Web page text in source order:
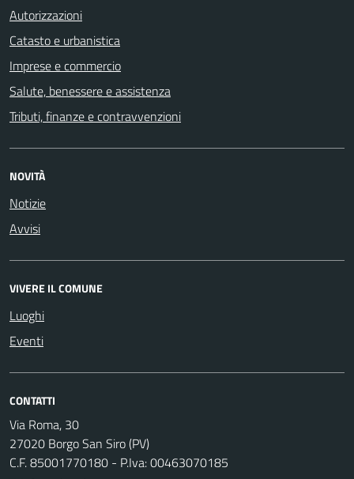
Autorizzazioni
Catasto e urbanistica
Imprese e commercio
Salute, benessere e assistenza
Tributi, finanze e contravvenzioni
NOVITÀ
Notizie
Avvisi
VIVERE IL COMUNE
Luoghi
Eventi
CONTATTI
Via Roma, 30
27020 Borgo San Siro (PV)
C.F. 85001770180 - P.Iva: 00463070185